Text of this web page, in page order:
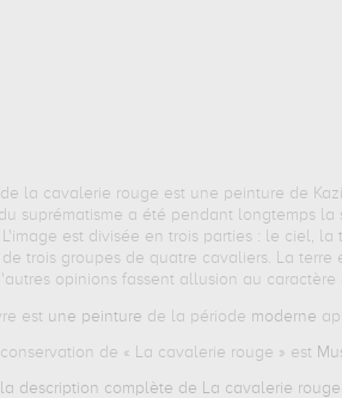
la cavalerie rouge est une peinture de
suprématisme a été pendant longtemps
est divisée en trois parties : le ciel,
trois groupes de quatre cavaliers. La
opinions fassent allusion au
est une peinture de la période moderne
de « La cavalerie rouge » est
description complète de La cavalerie